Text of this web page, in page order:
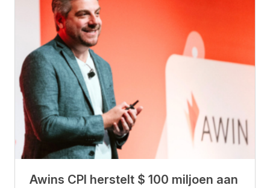
Awins CPI herstelt $ 100 miljoen aan